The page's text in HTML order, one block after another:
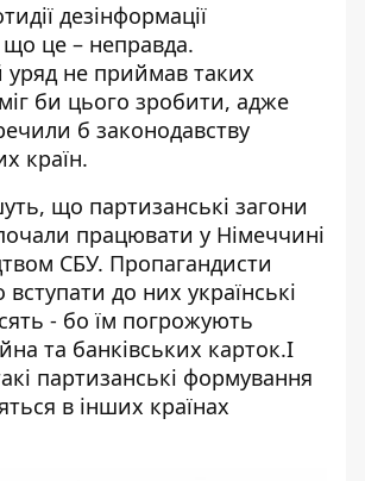
дезінформації
що це – неправда.
уряд не приймав таких
би цього зробити, адже
б законодавству
країн.
що партизанські загони
працювати у Німеччині
СБУ. Пропагандисти
до них українські
- бо їм погрожують
та банківських карток.І
партизанські формування
в інших країнах